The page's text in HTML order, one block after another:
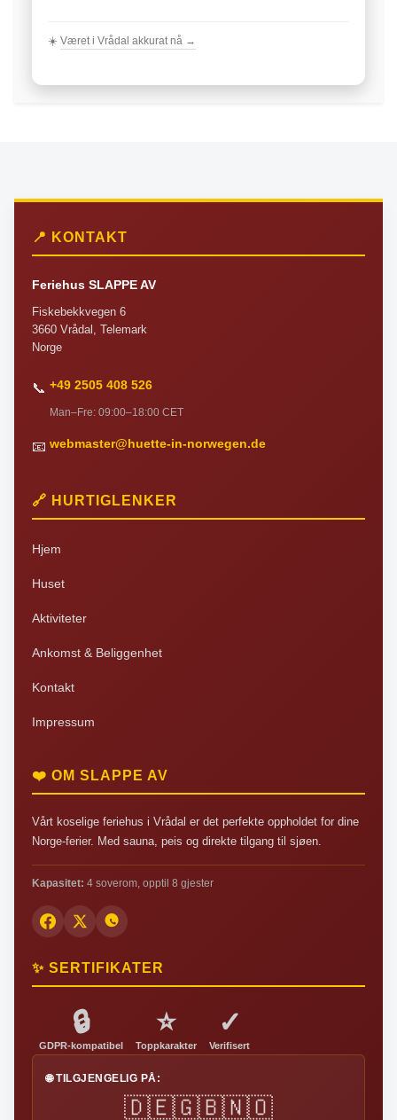
☀️Været i Vrådal akkurat nå →
📍 KONTAKT
Feriehus SLAPPE AV
Fiskebekkvegen 6
3660 Vrådal, Telemark
Norge
📞 +49 2505 408 526
Man–Fre: 09:00–18:00 CET
📧 webmaster@huette-in-norwegen.de
🔗 HURTIGLENKER
Hjem
Huset
Aktiviteter
Ankomst & Beliggenhet
Kontakt
Impressum
❤️ OM SLAPPE AV
Vårt koselige feriehus i Vrådal er det perfekte oppholdet for dine
Norge-ferier. Med sauna, peis og direkte tilgang til sjøen.
Kapasitet: 4 soverom, opptil 8 gjester
✨ SERTIFIKATER
🔒
GDPR-kompatibel
⭐
Toppkarakter
✓
Verifisert
🌐 TILGJENGELIG PÅ:
🇩🇪🇬🇧🇳🇴